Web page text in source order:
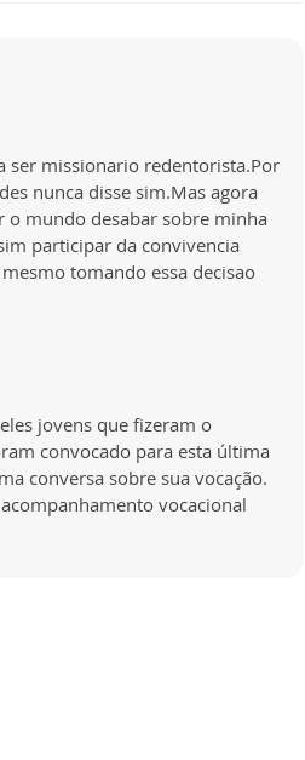
ser missionario redentorista.Por
nunca disse sim.Mas agora
o mundo desabar sobre minha
participar da convivencia
tomando essa decisao
jovens que fizeram o
convocado para esta última
conversa sobre sua vocação.
vocacional